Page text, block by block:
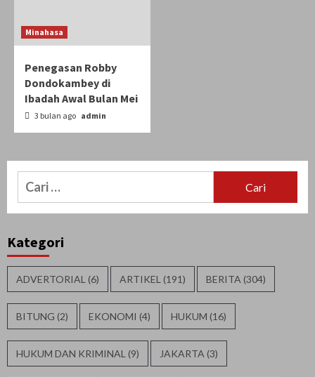
Minahasa
Penegasan Robby
Dondokambey di
Ibadah Awal Bulan Mei
3 bulan ago admin
Cari
untuk:
Kategori
ADVERTORIAL (6) ARTIKEL (191) BERITA (304)
BITUNG (2) EKONOMI (4) HUKUM (16)
HUKUM DAN KRIMINAL (9) JAKARTA (3)